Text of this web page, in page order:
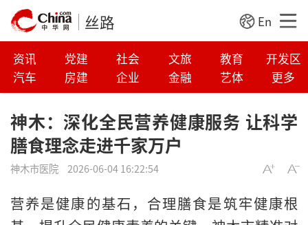
丝路 En
资讯 党建 社会 文旅 教育
开发区
汽车
房建 企业 金融 艺体 更多
神木：深化全民营养健康服务 让科学
膳食理念走进千家万户
神木市医院 2026-06-04 16:22:54
营养是健康的基石，合理膳食是筑牢健康根